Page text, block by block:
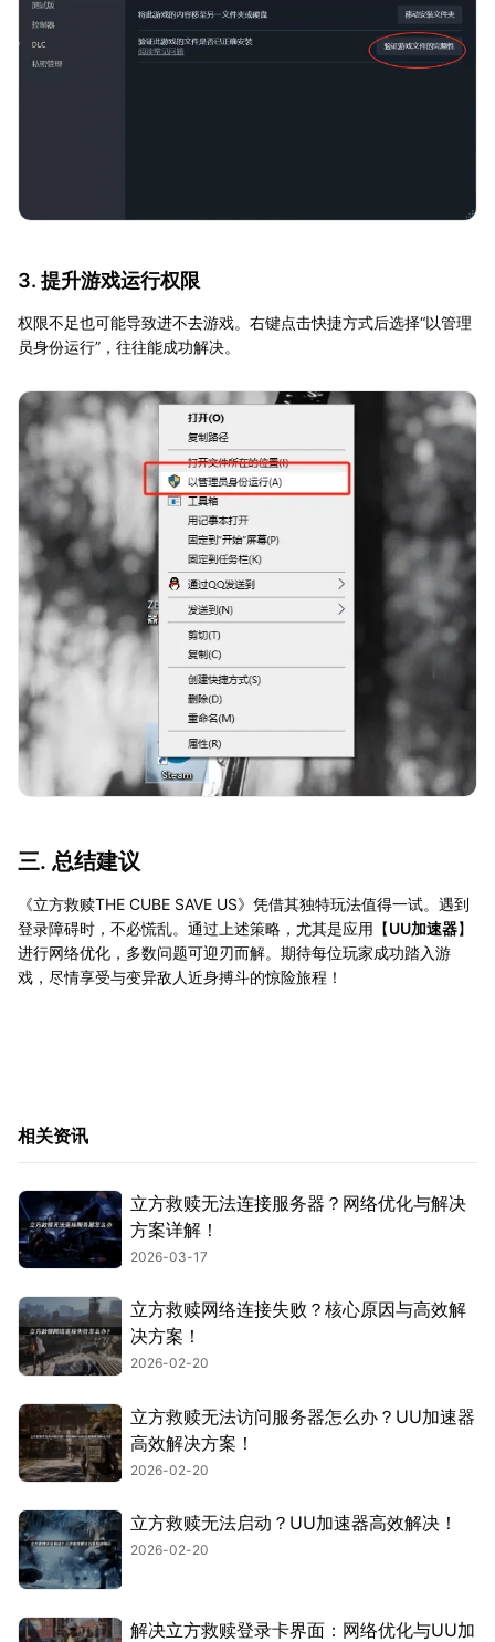
3. 提升游戏运行权限
权限不足也可能导致进不去游戏。右键点击快捷方式后选择“以管理
员身份运行”，往往能成功解决。
三. 总结建议
《立方救赎THE CUBE SAVE US》凭借其独特玩法值得一试。遇到
登录障碍时，不必慌乱。通过上述策略，尤其是应用【UU加速器】
进行网络优化，多数问题可迎刃而解。期待每位玩家成功踏入游
戏，尽情享受与变异敌人近身搏斗的惊险旅程！
相关资讯
立方救赎无法连接服务器？网络优化与解决
方案详解！
2026-03-17
立方救赎网络连接失败？核心原因与高效解
决方案！
2026-02-20
立方救赎无法访问服务器怎么办？UU加速器
高效解决方案！
2026-02-20
立方救赎无法启动？UU加速器高效解决！
2026-02-20
解决立方救赎登录卡界面：网络优化与UU加